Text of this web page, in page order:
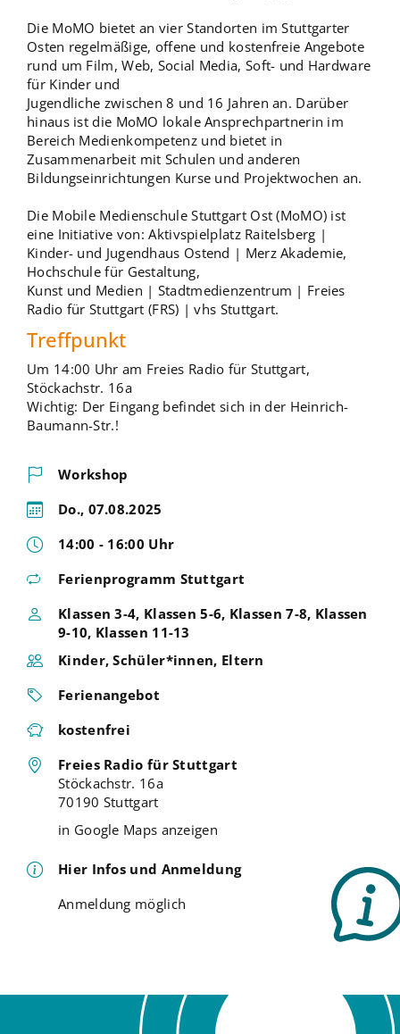
Die MoMO bietet an vier Standorten im Stuttgarter
Osten regelmäßige, offene und kostenfreie Angebote
rund um Film, Web, Social Media, Soft- und Hardware
für Kinder und
Jugendliche zwischen 8 und 16 Jahren an. Darüber
hinaus ist die MoMO lokale Ansprechpartnerin im
Bereich Medienkompetenz und bietet in
Zusammenarbeit mit Schulen und anderen
Bildungseinrichtungen Kurse und Projektwochen an.
Die Mobile Medienschule Stuttgart Ost (MoMO) ist
eine Initiative von: Aktivspielplatz Raitelsberg |
Kinder- und Jugendhaus Ostend | Merz Akademie,
Hochschule für Gestaltung,
Kunst und Medien | Stadtmedienzentrum | Freies
Radio für Stuttgart (FRS) | vhs Stuttgart.
Treffpunkt
Um 14:00 Uhr am Freies Radio für Stuttgart,
Stöckachstr. 16a
Wichtig: Der Eingang befindet sich in der Heinrich-
Baumann-Str.!
Workshop
Do., 07.08.2025
14:00 - 16:00 Uhr
Ferienprogramm Stuttgart
Klassen 3-4, Klassen 5-6, Klassen 7-8, Klassen
9-10, Klassen 11-13
Kinder, Schüler*innen, Eltern
Ferienangebot
kostenfrei
Freies Radio für Stuttgart
Stöckachstr. 16a
70190 Stuttgart
in Google Maps anzeigen
Hier Infos und Anmeldung
Anmeldung möglich